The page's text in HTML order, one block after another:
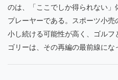
のは、「ここでしか得られない
プレーヤーである。スポーツ小
小し続ける可能性が高く、ゴル
ゴリーは、その再編の最前線にな